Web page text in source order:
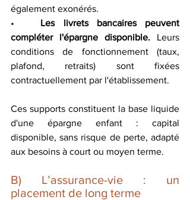
également exonérés.
Les livrets bancaires
peuvent
compléter l'épargne disponible. Leurs
conditions de fonctionnement (taux,
plafond, retraits) sont fixées
contractuellement par l'établissement.
Ces supports constituent la base liquide
d'une épargne enfant : capital
disponible, sans risque de perte, adapté
aux besoins à court ou moyen terme.
B) L’assurance-vie : un
placement de long terme